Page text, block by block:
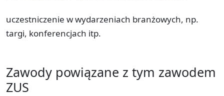
uczestniczenie w wydarzeniach branżowych, np.
targi, konferencjach itp.
Zawody powiązane z tym zawodem
ZUS